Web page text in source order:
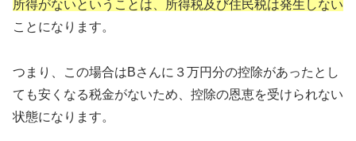
所得がないということは、所得税及び住民税は発生しない
ことになります。
つまり、この場合はBさんに３万円分の控除があったとし
ても安くなる税金がないため、控除の恩恵を受けられない
状態になります。